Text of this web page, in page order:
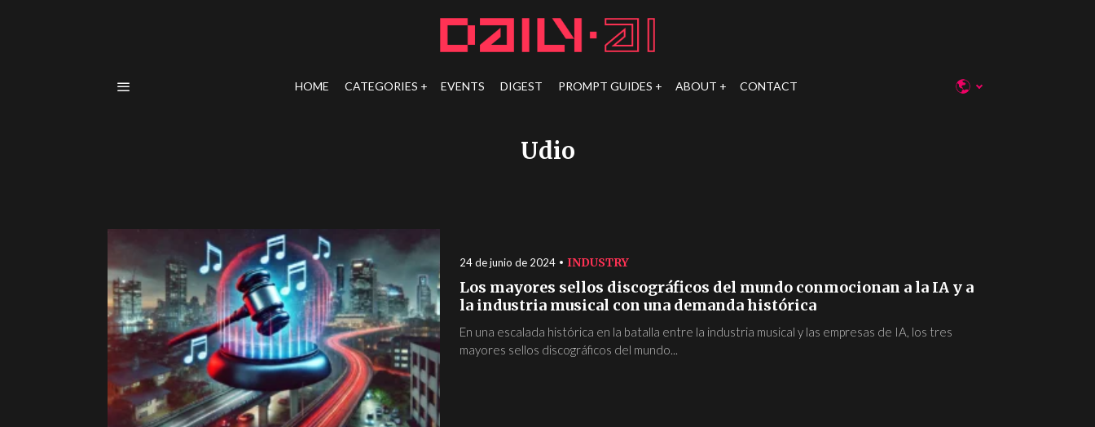
HOME CATEGORIES EVENTS DIGEST PROMPT GUIDES ABOUT CONTACT
Udio
24 de junio de 2024 INDUSTRY
Los mayores sellos discográficos del mundo conmocionan a la IA y a
la industria musical con una demanda histórica
En una escalada histórica en la batalla entre la industria musical y las empresas de IA, los tres
mayores sellos discográficos del mundo...